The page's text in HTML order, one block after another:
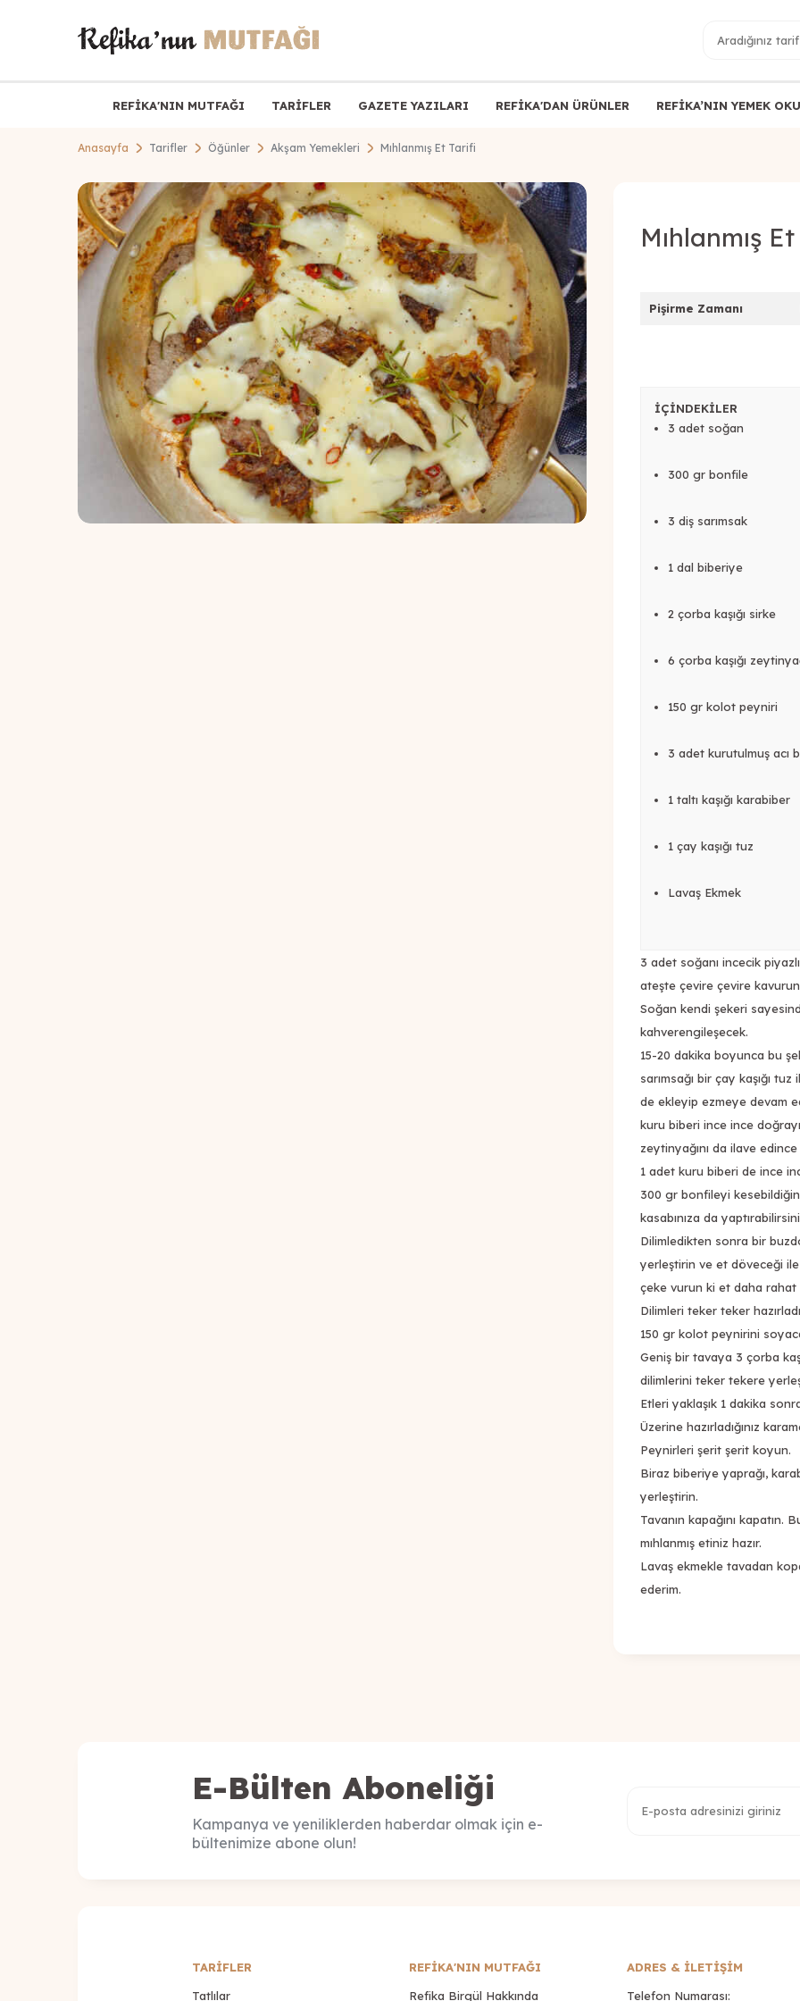
REFİKA'NIN MUTFAĞI TARİFLER GAZETE YAZILARI REFİKA'DAN ÜRÜNLER REFİKA’NIN YEMEK
Anasayfa Tarifler Öğünler Akşam Yemekleri Mıhlanmış Et Tarifi
Mıhlanmış
Pişirme Zamanı
İÇİNDEKİLER
3 adet soğan
300 gr bonfile
3 diş sarımsak
1 dal biberiye
2 çorba kaşığı sirke
6 çorba kaşığı
150 gr kolot peyniri
3 adet kurutulmuş acı
1 taltı kaşığı karabiber
1 çay kaşığı tuz
Lavaş Ekmek
3 adet soğanı incecik
ateşte çevire çevire
Soğan kendi şekeri
kahverengileşecek.
15-20 dakika boyunca bu
sarımsağı bir çay kaşığı
de ekleyip ezmeye devam
kuru biberi ince ince
zeytinyağını da ilave
1 adet kuru biberi de ince
300 gr bonfileyi
kasabınıza da
Dilimledikten sonra bir
yerleştirin ve et döveceği
çeke vurun ki et daha rahat
Dilimleri teker teker
150 gr kolot peynirini
Geniş bir tavaya 3 çorba
dilimlerini teker tekere
Etleri yaklaşık 1 dakika
Üzerine hazırladığınız
Peynirleri şerit şerit koyun.
Biraz biberiye yaprağı,
yerleştirin.
Tavanın kapağını kapatın.
mıhlanmış etiniz hazır.
Lavaş ekmekle tavadan
ederim.
E-Bülten Aboneliği
Kampanya ve yeniliklerden haberdar olmak için e-
bültenimize abone olun!
TARİFLER
Tatlılar
REFİKA'NIN MUTFAĞI
Refika Birgül Hakkında
ADRES & İLETIŞIM
Telefon Numarası: